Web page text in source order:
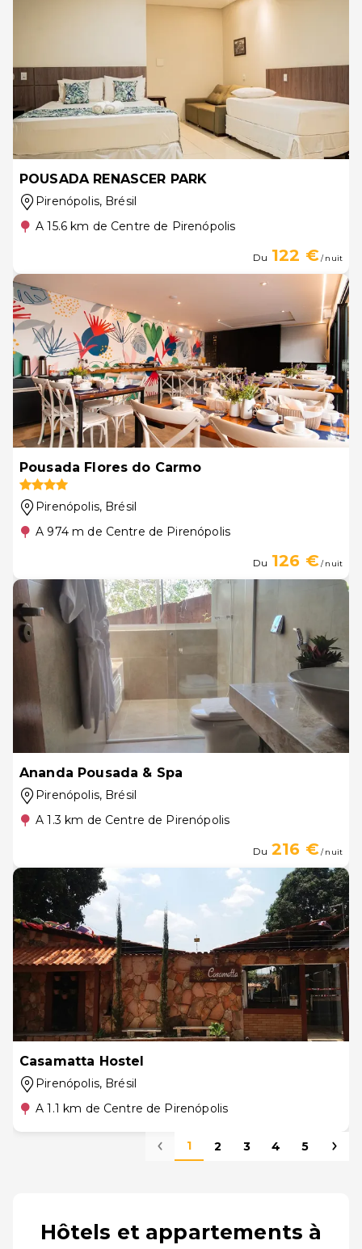
POUSADA RENASCER PARK
Pirenópolis, Brésil
A 15.6 km de Centre de Pirenópolis
Du 122 €/ nuit
Pousada Flores do Carmo
Pirenópolis, Brésil
A 974 m de Centre de Pirenópolis
Du 126 €/ nuit
Ananda Pousada & Spa
Pirenópolis, Brésil
A 1.3 km de Centre de Pirenópolis
Du 216 €/ nuit
Casamatta Hostel
Pirenópolis, Brésil
A 1.1 km de Centre de Pirenópolis
1 2 3 4 5
Hôtels et appartements à